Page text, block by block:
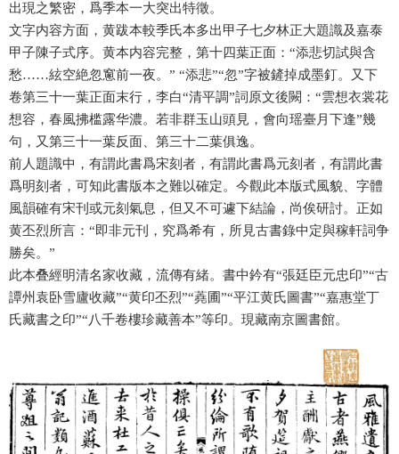
出現之繁密，爲季本一大突出特徵。
文字内容方面，黄跋本較季氏本多出甲子七夕林正大題識及嘉泰
甲子陳子式序。黄本内容完整，第十四葉正面：“添悲切試與含
愁……絃空絶忽窻前一夜。” “添悲”“忽”字被鏟掉成墨釘。又下
卷第三十一葉正面末行，李白“清平調”詞原文後闕：“雲想衣裳花
想容，春風拂槛露华濃。若非群玉山頭見，會向瑶臺月下逢”幾
句，又第三十一葉反面、第三十二葉俱逸。
前人題識中，有謂此書爲宋刻者，有謂此書爲元刻者，有謂此書
爲明刻者，可知此書版本之難以確定。今觀此本版式風貌、字體
風韻確有宋刊或元刻氣息，但又不可遽下結論，尚俟研討。正如
黄丕烈所言：“即非元刊，究爲希有，所見古書錄中定與稼軒詞争
勝矣。”
此本叠經明清名家收藏，流傳有緒。書中鈐有“張廷臣元忠印”“古
譚州袁卧雪廬收藏”“黄印丕烈”“蕘圃”“平江黄氏圖書”“嘉惠堂丁
氏藏書之印”“八千卷樓珍藏善本”等印。現藏南京圖書館。